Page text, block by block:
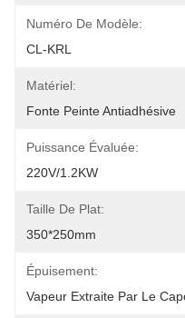
Numéro De Modèle:
CL-KRL
Matériel:
Fonte Peinte Antiadhésive
Puissance Évaluée:
220V/1.2KW
Taille De Plat:
350*250mm
Épuisement:
Vapeur Extraite Par Le